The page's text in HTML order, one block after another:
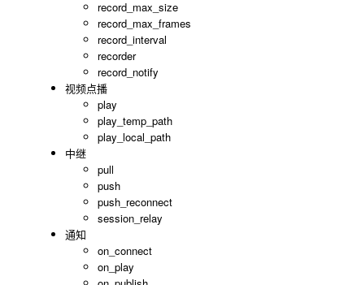
record_max_size
record_max_frames
record_interval
recorder
record_notify
视频点播
play
play_temp_path
play_local_path
中继
pull
push
push_reconnect
session_relay
通知
on_connect
on_play